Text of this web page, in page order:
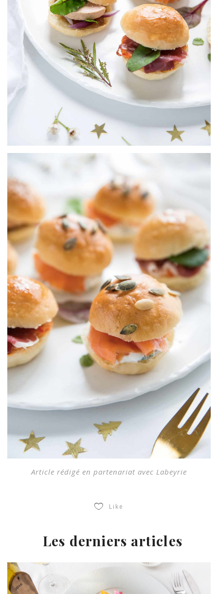
Article rédigé en partenariat avec Labeyrie
Like
Les derniers articles